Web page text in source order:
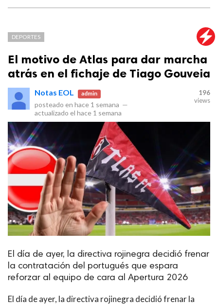
DEPORTES
El motivo de Atlas para dar marcha
atrás en el fichaje de Tiago Gouveia
Notas EOL admin
posteado en hace 1 semana —
actualizado el hace 1 semana
196
views
El día de ayer, la directiva rojinegra decidió frenar
la contratación del portugués que espara
reforzar al equipo de cara al Apertura 2026
El día de ayer, la directiva rojinegra decidió frenar la